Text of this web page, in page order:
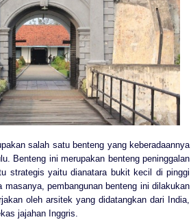
salah satu benteng yang keberadaannya
Benteng ini merupakan benteng peninggalan
strategis yaitu dianatara bukit kecil di pinggi
masanya, pembangunan benteng ini dilakukan
oleh arsitek yang didatangkan dari India,
jajahan Inggris.